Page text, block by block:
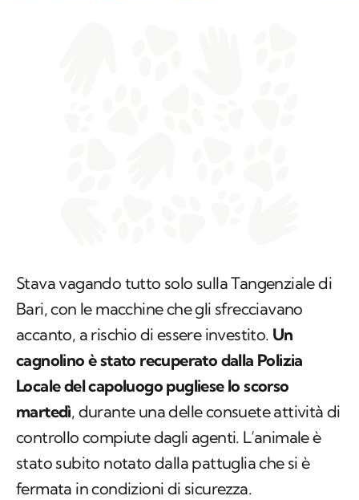
Stava vagando tutto solo sulla Tangenziale di
Bari, con le macchine che gli sfrecciavano
accanto, a rischio di essere investito. Un
cagnolino è stato recuperato dalla Polizia
Locale del capoluogo pugliese lo scorso
martedì, durante una delle consuete attività di
controllo compiute dagli agenti. L’animale è
stato subito notato dalla pattuglia che si è
fermata in condizioni di sicurezza.